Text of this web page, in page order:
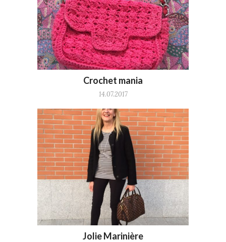
Crochet mania
14.07.2017
Jolie Marinière